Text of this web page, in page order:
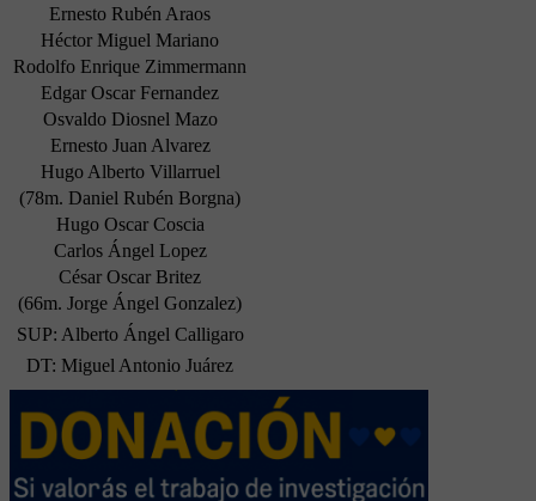
Ernesto Rubén Araos
Héctor Miguel Mariano
Rodolfo Enrique Zimmermann
Edgar Oscar Fernandez
Osvaldo Diosnel Mazo
Ernesto Juan Alvarez
Hugo Alberto Villarruel
(78m. Daniel Rubén Borgna)
Hugo Oscar Coscia
Carlos Ángel Lopez
César Oscar Britez
(66m. Jorge Ángel Gonzalez)
SUP: Alberto Ángel Calligaro
DT: Miguel Antonio Juárez